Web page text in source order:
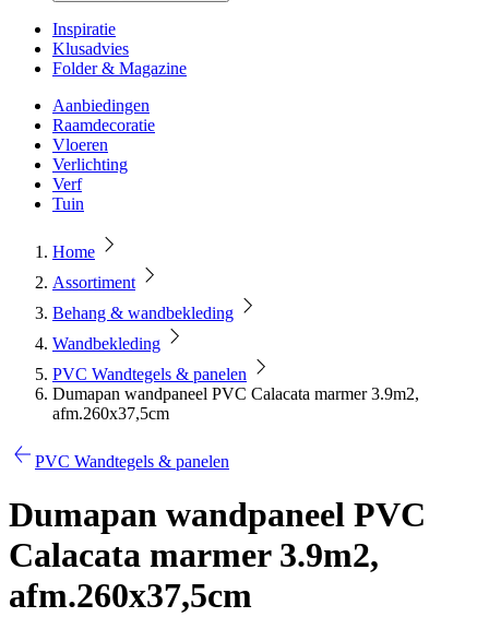
Inspiratie
Klusadvies
Folder & Magazine
Aanbiedingen
Raamdecoratie
Vloeren
Verlichting
Verf
Tuin
Home
Assortiment
Behang & wandbekleding
Wandbekleding
PVC Wandtegels & panelen
Dumapan wandpaneel PVC Calacata marmer 3.9m2,
afm.260x37,5cm
PVC Wandtegels & panelen
Dumapan wandpaneel PVC
Calacata marmer 3.9m2,
afm.260x37,5cm